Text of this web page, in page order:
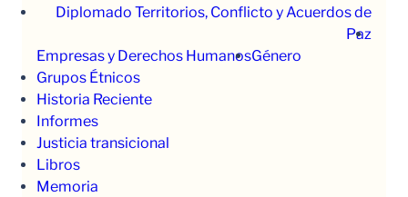
Diplomado Territorios, Conflicto y Acuerdos de
Paz
Empresas y Derechos HumanosGénero
Grupos Étnicos
Historia Reciente
Informes
Justicia transicional
Libros
Memoria